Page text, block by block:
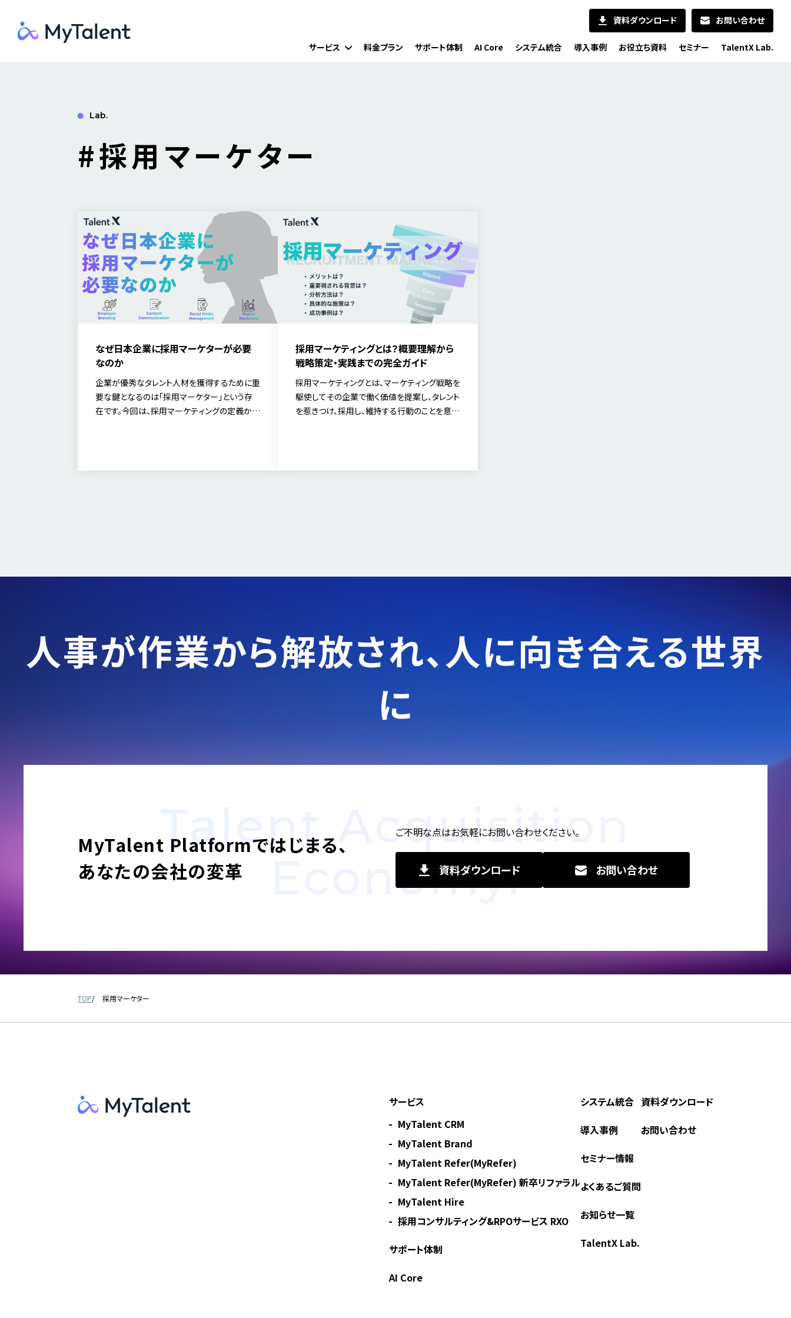
資料ダウンロード お問い合わせ
サービス 料金プラン サポート体制 AI Core システム統合 導入事例 お役立ち資料 セミナー TalentX Lab.
Lab.
#採用マーケター
なぜ日本企業に採用マーケターが必要
なのか
企業が優秀なタレント人材を獲得するために重
要な鍵となるのは「採用マーケター」という存
在です。今回は、採用マーケティングの定義か
採用マーケティングとは？概要理解から
戦略策定・実践までの完全ガイド
採用マーケティングとは、マーケティング戦略を
駆使してその企業で働く価値を提案し、タレント
を惹きつけ、採用し、維持する行動のことを意味
人事が作業から解放され、人に向き合える世界
に
Talent Acquisition
Economy.
MyTalent Platformではじまる、
あなたの会社の変革
ご不明な点はお気軽にお問い合わせください。
資料ダウンロード お問い合わせ
TOP 採用マーケター
サービス
MyTalent CRM
MyTalent Brand
MyTalent Refer(MyRefer)
MyTalent Refer(MyRefer) 新卒リファラル
MyTalent Hire
採用コンサルティング&RPOサービス RXO
サポート体制
AI Core
システム統合
導入事例
セミナー情報
よくあるご質問
お知らせ一覧
TalentX Lab.
資料ダウンロード
お問い合わせ